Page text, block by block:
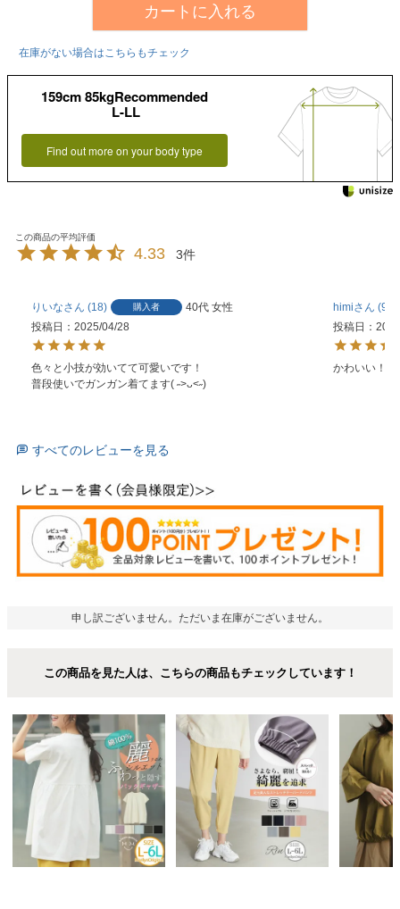
カートに入れる
在庫がない場合はこちらもチェック
159cm 85kgRecommended
L-LL
Find out more on your body type
4.33 3
りいな 18 購入者 40代 女性
投稿日
2025/04/28
色々と小技が効いてて可愛いです！
普段使いでガンガン着てます( ˶>ᴗ<˶)
himi
9
投稿日
かわいい！
すべてのレビューを見る
申し訳ございません。ただいま在庫がございません。
この商品を見た人は、こちらの商品もチェックしています！